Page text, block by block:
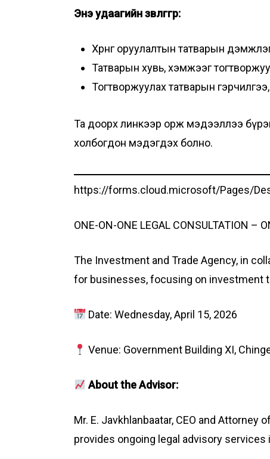
Энэ удаагийн зөвлөгөөгөөр:
Хөрөнгө оруулалтын татварын
Татварын хувь, хэмжээг
Тогтворжуулах татварын гэрчилгээ,
Та доорх линкээр орж мэдээллээ бүрэн
холбогдон мэдэгдэх болно.
https://forms.cloud.microsoft/Pages/
ONE-ON-ONE LEGAL CONSULTATION –
The Investment and Trade Agency, in
for businesses, focusing on investment
Date: Wednesday, April 15, 2026
Venue: Government Building XI,
About the Advisor:
Mr. E. Javkhlanbaatar, CEO and
provides ongoing legal advisory services